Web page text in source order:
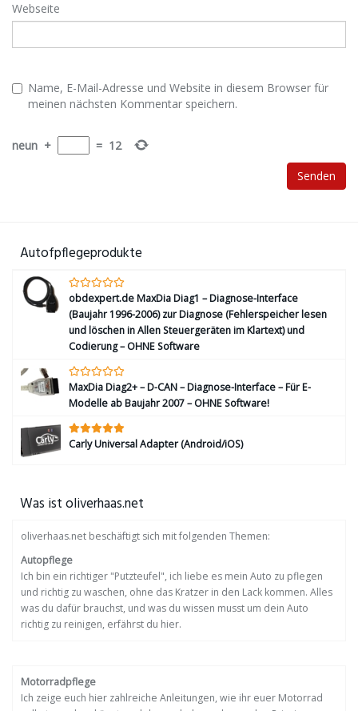
Webseite
Name, E-Mail-Adresse und Website in diesem Browser für
meinen nächsten Kommentar speichern.
neun + = 12
Autofpflegeprodukte
obdexpert.de MaxDia Diag1 – Diagnose-Interface
(Baujahr 1996-2006) zur Diagnose (Fehlerspeicher lesen
und löschen in Allen Steuergeräten im Klartext) und
Codierung – OHNE Software
MaxDia Diag2+ – D-CAN – Diagnose-Interface – Für E-
Modelle ab Baujahr 2007 – OHNE Software!
Carly Universal Adapter (Android/iOS)
Was ist oliverhaas.net
oliverhaas.net beschäftigt sich mit folgenden Themen:
Autopflege
Ich bin ein richtiger "Putzteufel", ich liebe es mein Auto zu pflegen
und richtig zu waschen, ohne das Kratzer in den Lack kommen. Alles
was du dafür brauchst, und was du wissen musst um dein Auto
richtig zu reinigen, erfährst du hier.
Motorradpflege
Ich zeige euch hier zahlreiche Anleitungen, wie ihr euer Motorrad